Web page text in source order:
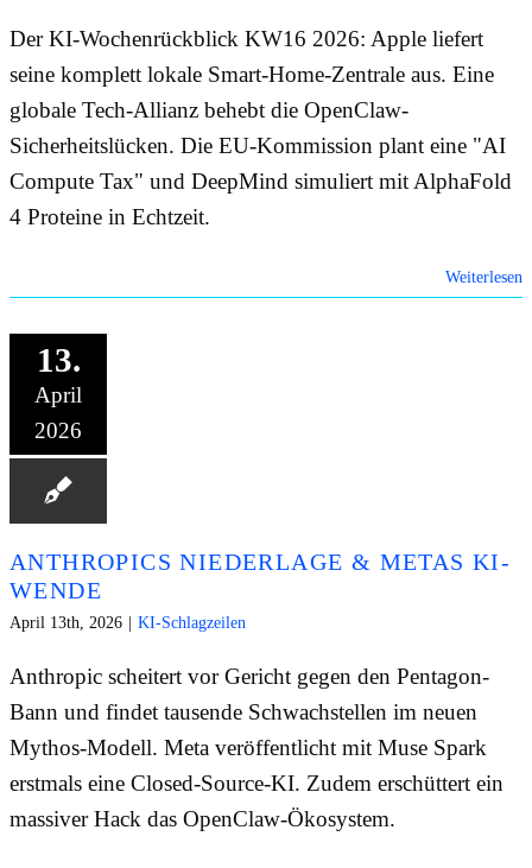
Der KI-Wochenrückblick KW16 2026: Apple liefert
seine komplett lokale Smart-Home-Zentrale aus. Eine
globale Tech-Allianz behebt die OpenClaw-
Sicherheitslücken. Die EU-Kommission plant eine "AI
Compute Tax" und DeepMind simuliert mit AlphaFold
4 Proteine in Echtzeit.
Weiterlesen
13.
April
2026
ANTHROPICS NIEDERLAGE & METAS KI-
WENDE
April 13th, 2026 | KI-Schlagzeilen
Anthropic scheitert vor Gericht gegen den Pentagon-
Bann und findet tausende Schwachstellen im neuen
Mythos-Modell. Meta veröffentlicht mit Muse Spark
erstmals eine Closed-Source-KI. Zudem erschüttert ein
massiver Hack das OpenClaw-Ökosystem.